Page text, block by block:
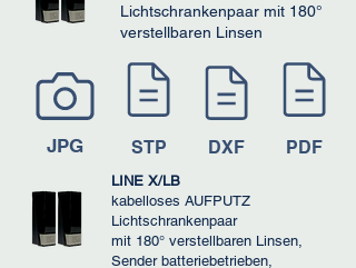
Lichtschrankenpaar mit 180°
verstellbaren Linsen
JPG STP DXF PDF
LINE X/LB
kabelloses AUFPUTZ
Lichtschrankenpaar
mit 180° verstellbaren Linsen,
Sender batteriebetrieben,